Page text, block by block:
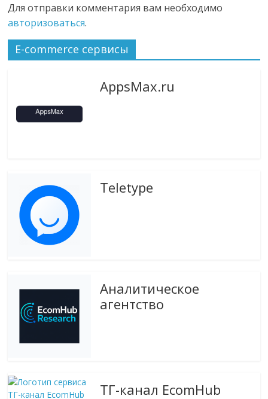
Для отправки комментария вам необходимо
авторизоваться.
E-commerce сервисы
AppsMax.ru
Teletype
Аналитическое
агентство
ТГ-канал EcomHub